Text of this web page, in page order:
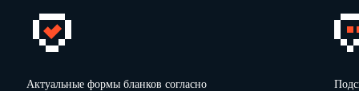
Актуальные формы бланков согласно